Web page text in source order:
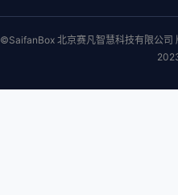
©SaifanBox 北京赛凡智慧科技有限公